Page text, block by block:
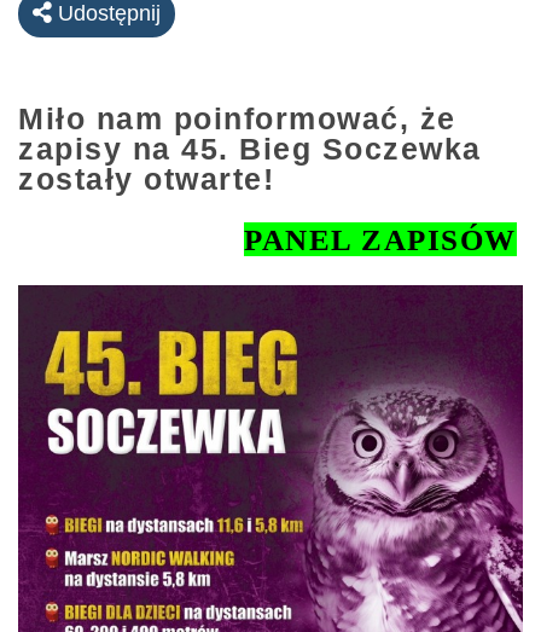
Udostępnij
Miło nam poinformować, że
zapisy na 45. Bieg Soczewka
zostały otwarte!
PANEL ZAPISÓW